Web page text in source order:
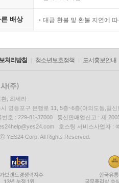
배상 대금 환불 및 환불 지연에
처리방침 청소년보호정책 도서홍보안내
, 최세라
시 영등포구 은행로 11, 5층~6층(여의도동,일신
번호 : 229-81-37000 통신판매업신고 : 제
호스팅 서비스사업자 :
YES24 Corp. All Rights Reserved.